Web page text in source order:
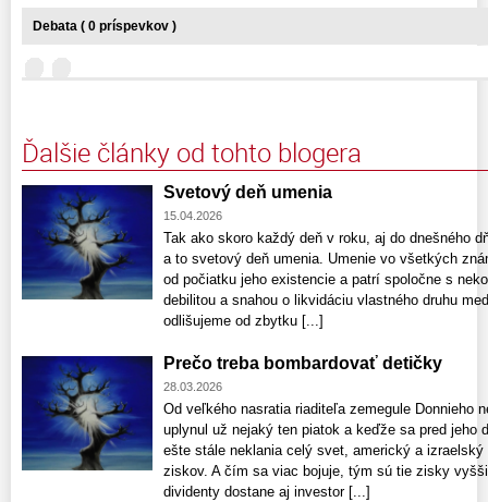
Debata ( 0 príspevkov )
Ďalšie články od tohto blogera
Svetový deň umenia
15.04.2026
Tak ako skoro každý deň v roku, aj do dnešného
a to svetový deň umenia. Umenie vo všetkých
od počiatku jeho existencie a patrí spoločne s
debilitou a snahou o likvidáciu vlastného druhu
odlišujeme od zbytku [...]
Prečo treba bombardovať detičky
28.03.2026
Od veľkého nasratia riaditeľa zemegule Donnieho
uplynul už nejaký ten piatok a keďže sa pred jeho
ešte stále neklania celý svet, americký a
ziskov. A čím sa viac bojuje, tým sú tie zisky
dividenty dostane aj investor [...]